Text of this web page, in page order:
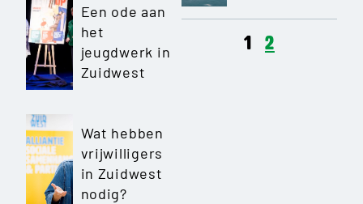
Een ode aan
het
jeugdwerk in
Zuidwest
Wat hebben
vrijwilligers
in Zuidwest
nodig?
1 2